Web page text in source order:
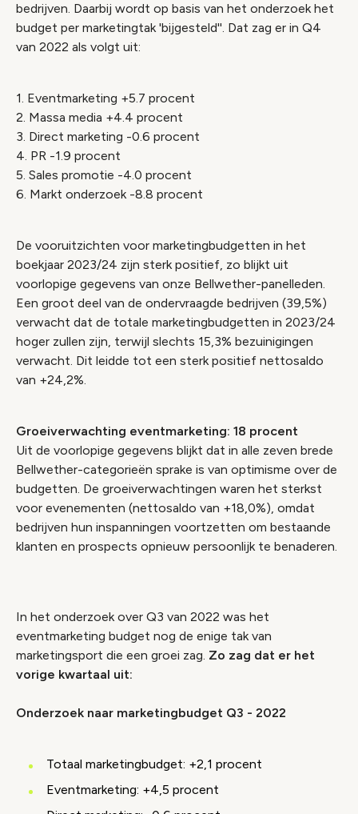
bedrijven. Daarbij wordt op basis van het onderzoek het
budget per marketingtak 'bijgesteld''. Dat zag er in Q4
van 2022 als volgt uit:
1. Eventmarketing +5.7 procent
2. Massa media +4.4 procent
3. Direct marketing -0.6 procent
4. PR -1.9 procent
5. Sales promotie -4.0 procent
6. Markt onderzoek -8.8 procent
De vooruitzichten voor marketingbudgetten in het
boekjaar 2023/24 zijn sterk positief, zo blijkt uit
voorlopige gegevens van onze Bellwether-panelleden.
Een groot deel van de ondervraagde bedrijven (39,5%)
verwacht dat de totale marketingbudgetten in 2023/24
hoger zullen zijn, terwijl slechts 15,3% bezuinigingen
verwacht. Dit leidde tot een sterk positief nettosaldo
van +24,2%.
Groeiverwachting eventmarketing: 18 procent
Uit de voorlopige gegevens blijkt dat in alle zeven brede
Bellwether-categorieën sprake is van optimisme over de
budgetten. De groeiverwachtingen waren het sterkst
voor evenementen (nettosaldo van +18,0%), omdat
bedrijven hun inspanningen voortzetten om bestaande
klanten en prospects opnieuw persoonlijk te benaderen.
In het onderzoek over Q3 van 2022 was het
eventmarketing budget nog de enige tak van
marketingsport die een groei zag. Zo zag dat er het
vorige kwartaal uit:
Onderzoek naar marketingbudget Q3 - 2022
Totaal marketingbudget: +2,1 procent
Eventmarketing: +4,5 procent